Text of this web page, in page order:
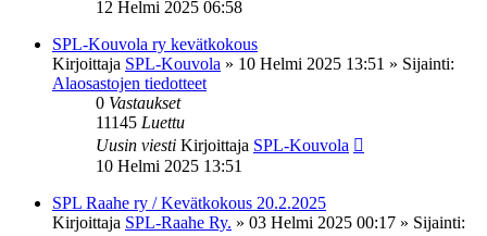
12 Helmi 2025 06:58
SPL-Kouvola ry kevätkokous
Kirjoittaja SPL-Kouvola » 10 Helmi 2025 13:51 » Sijainti:
Alaosastojen tiedotteet
0 Vastaukset
11145 Luettu
Uusin viesti Kirjoittaja SPL-Kouvola
10 Helmi 2025 13:51
SPL Raahe ry / Kevätkokous 20.2.2025
Kirjoittaja SPL-Raahe Ry. » 03 Helmi 2025 00:17 » Sijainti: